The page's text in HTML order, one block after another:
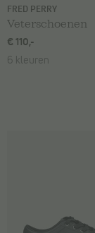
FRED PERRY
Veterschoenen
€ 110,-
6 kleuren